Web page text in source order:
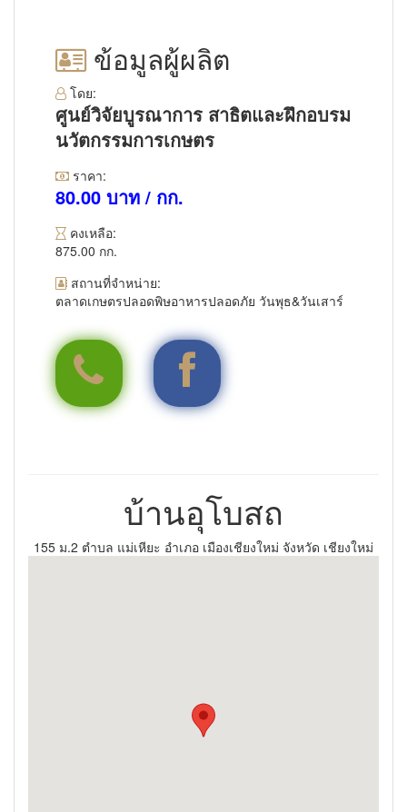
ข้อมูลผู้ผลิต
โดย:
ศูนย์วิจัยบูรณาการ สาธิตและฝึกอบรม
นวัตกรรมการเกษตร
ราคา:
80.00 บาท / กก.
คงเหลือ:
875.00 กก.
สถานที่จำหน่าย:
ตลาดเกษตรปลอดพิษอาหารปลอดภัย วันพุธ&วันเสาร์
053948403
บ้านอุโบสถ
155 ม.2 ตำบล แม่เหียะ อำเภอ เมืองเชียงใหม่ จังหวัด เชียงใหม่